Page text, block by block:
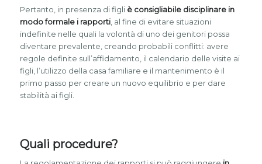
Pertanto, in presenza di figliè consigliabile disciplinare in
modo formale i rapporti, al fine di evitare situazioni
indefinite nelle quali la volontà di uno dei genitori possa
diventare prevalente, creando probabili conflitti: avere
regole definite sull’affidamento, il calendario delle visite ai
figli, l’utilizzo della casa familiare e il mantenimento è il
primo passo per creare un nuovo equilibrio e per dare
stabilità ai figli.
Quali procedure?